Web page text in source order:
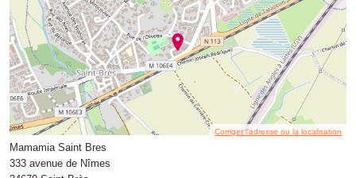
Corriger l’adresse ou la localisation
Mamamia Saint Bres
333 avenue de Nîmes